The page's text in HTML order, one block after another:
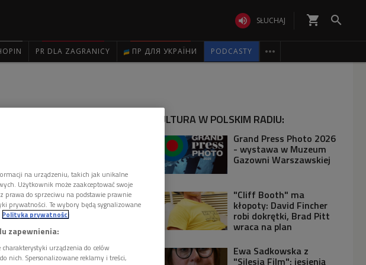
 SŁUCHAJ shopping_cart 
PR DLA ZAGRANICY ПР ДЛЯ УКРАЇНИ PODCASTY 
na Półwyspie
KULTURA W POLSKIM RADIU:
Grand Press Photo 2026
- wystawa w Muzeum
Gazowni Warszawskiej
"Cliff Booth" ma
kłopoty: David Fincher
robi dokrętki, Brad Pitt
wraca na plan
Ewa Sadkowska z
"Silesia Film": jesienią
na urządzeniu, takich jak unikalne
Użytkownik może zaakceptować swoje
do sprzeciwu na podstawie prawnie
prywatności. Te wybory będą sygnalizowane
Polityka prywatności
zapewnienia:
urządzenia do celów
nich. Spersonalizowane reklamy i treści,